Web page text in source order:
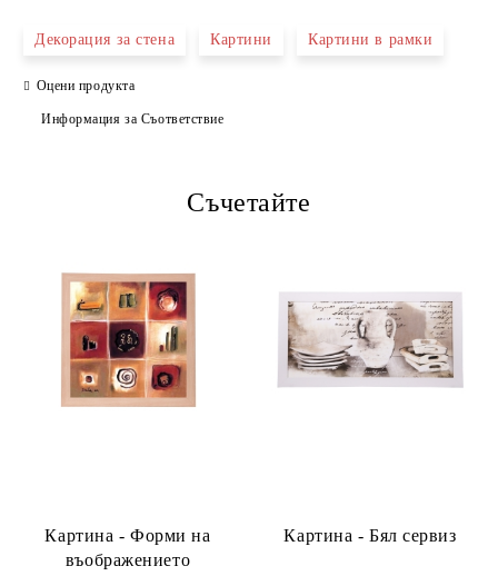
Ние ще се свържем с вас в рамките на работния ден.
Декорация за стена Картини Картини в рамки
Оцени продукта
Информация за Съответствие
Съчетайте
Картина - Форми на
въображението
Картина - Бял сервиз